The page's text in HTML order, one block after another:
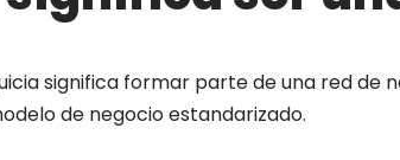
significa formar parte de una red de
de negocio estandarizado.